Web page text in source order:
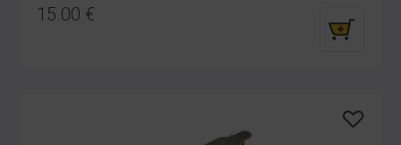
15.00 €